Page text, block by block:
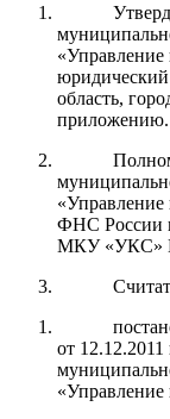
«Управление
юридический
область,
приложению.
«Управление
ФНС России
МКУ «УКС»
от
«Управление